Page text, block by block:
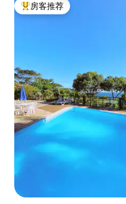
热门「房客推荐」
房客推荐